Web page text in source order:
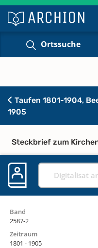
Ortssuche
Taufen 1801-1904,
1905
Steckbrief zum
Digitalisat
Band
2587-2
Zeitraum
1801 - 1905